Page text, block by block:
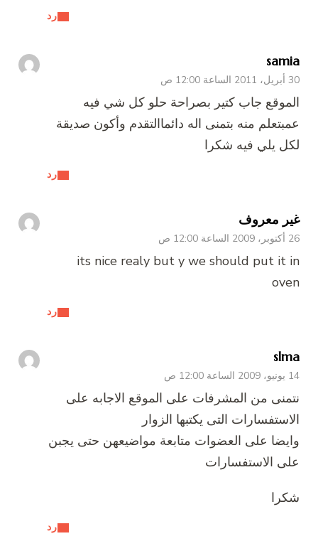
رد
samia
30 أبريل، 2011 الساعة 12:00 ص
رد
الموقع جاب كتير بصراحة حلو كل شي فيه
عمبتعلم منه بتمنى اله دائماالتقدم وأكون صديقة
لكل يلي فيه شكرا
غير معروف
26 أكتوبر، 2009 الساعة 12:00 ص
رد
its nice realy but y we should put it in
oven
slma
14 يونيو، 2009 الساعة 12:00 ص
رد
نتمنى من المشرفات على الموقع الاجابه على
الاستفسارات التى يكتبها الزوار
وايضا على العضوات متابعة مواضيعهن حتى يجبن
على الاستفسارات
شكرا